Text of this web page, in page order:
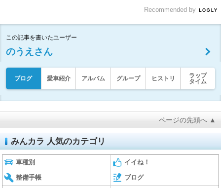
Recommended by
この記事を書いたユーザー
のうえさん
ブログ 愛車紹介 アルバム グループ ヒストリ
ラップ
タイム
ページの先頭へ ▲
みんカラ 人気のカテゴリ
車種別 イイね！
整備手帳 ブログ